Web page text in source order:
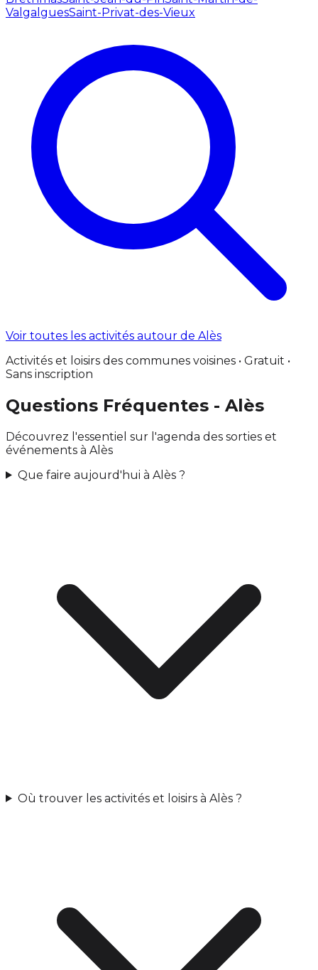
ValgalguesSaint-Privat-des-Vieux
Voir toutes les activités autour de Alès
Activités et loisirs des communes voisines • Gratuit •
Sans inscription
Questions Fréquentes - Alès
Découvrez l'essentiel sur l'agenda des sorties et
événements à Alès
Que faire aujourd'hui à Alès ?
Où trouver les activités et loisirs à Alès ?